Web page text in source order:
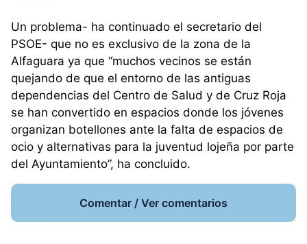
Un problema- ha continuado el secretario del
PSOE- que no es exclusivo de la zona de la
Alfaguara ya que “muchos vecinos se están
quejando de que el entorno de las antiguas
dependencias del Centro de Salud y de Cruz Roja
se han convertido en espacios donde los jóvenes
organizan botellones ante la falta de espacios de
ocio y alternativas para la juventud lojeña por parte
del Ayuntamiento”, ha concluido.
Comentar / Ver comentarios